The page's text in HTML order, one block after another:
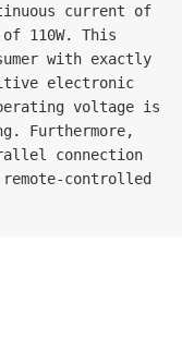
current of
110W. This
with exactly
electronic
voltage is
Furthermore,
connection
controlled